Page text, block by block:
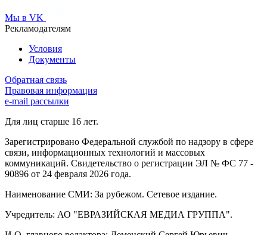
Мы в VK
Рекламодателям
Условия
Документы
Обратная связь
Правовая информация
e-mail рассылки
Для лиц старше 16 лет.
Зарегистрировано Федеральной службой по надзору в сфере
связи, информационных технологий и массовых
коммуникаций. Свидетельство о регистрации ЭЛ № ФС 77 -
90896 от 24 февраля 2026 года.
Наименование СМИ: За рубежом. Сетевое издание.
Учредитель: АО "ЕВРАЗИЙСКАЯ МЕДИА ГРУППА".